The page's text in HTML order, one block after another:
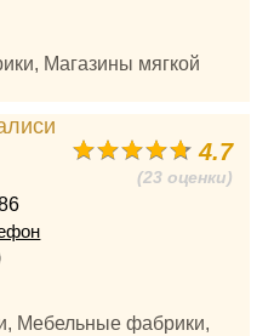
Магазины мягкой
4.7
(23 оценки)
Мебельные фабрики,